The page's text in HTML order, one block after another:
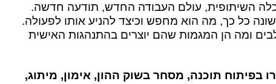
השיתופית, עולם העבודה החדש, תודעה חדשה.
כל כך, מה הוא מחפש וכיצד להניע אותו לפעולה.
ומה הן המגמות שהם יוצרים בהתנהגות האישית
בפיתוח תוכנה, מסחר בשוק ההון, אימון, מיתוג,